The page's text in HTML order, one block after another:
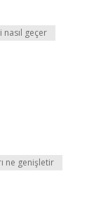
geçer
ne genişletir